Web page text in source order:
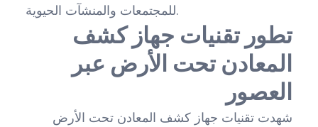
للمجتمعات والمنشآت الحيوية.
تطور تقنيات جهاز كشف
المعادن تحت الأرض عبر
العصور
شهدت تقنيات جهاز كشف المعادن تحت الأرض